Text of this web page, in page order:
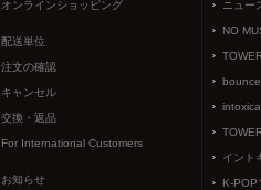
オンラインショッピング
配送単位
注文の確認
キャンセル
交換・返品
For International Customers
お知らせ
ニュー
NO
bounce
イント
K-POP